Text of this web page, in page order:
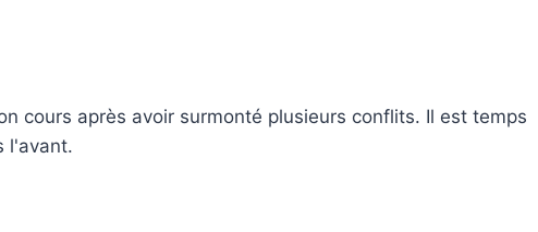
cours après avoir surmonté plusieurs conflits. Il est temps
l'avant.